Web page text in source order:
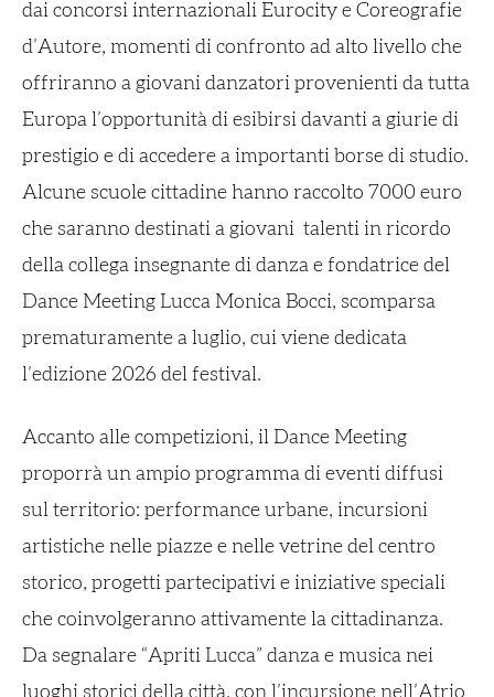
dai concorsi internazionali Eurocity e Coreografie
d’Autore, momenti di confronto ad alto livello che
offriranno a giovani danzatori provenienti da tutta
Europa l’opportunità di esibirsi davanti a giurie di
prestigio e di accedere a importanti borse di studio.
Alcune scuole cittadine hanno raccolto 7000 euro
che saranno destinati a giovani talenti in ricordo
della collega insegnante di danza e fondatrice del
Dance Meeting Lucca Monica Bocci, scomparsa
prematuramente a luglio, cui viene dedicata
l’edizione 2026 del festival.
Accanto alle competizioni, il Dance Meeting
proporrà un ampio programma di eventi diffusi
sul territorio: performance urbane, incursioni
artistiche nelle piazze e nelle vetrine del centro
storico, progetti partecipativi e iniziative speciali
che coinvolgeranno attivamente la cittadinanza.
Da segnalare “Apriti Lucca” danza e musica nei
luoghi storici della città, con l’incursione nell’Atrio